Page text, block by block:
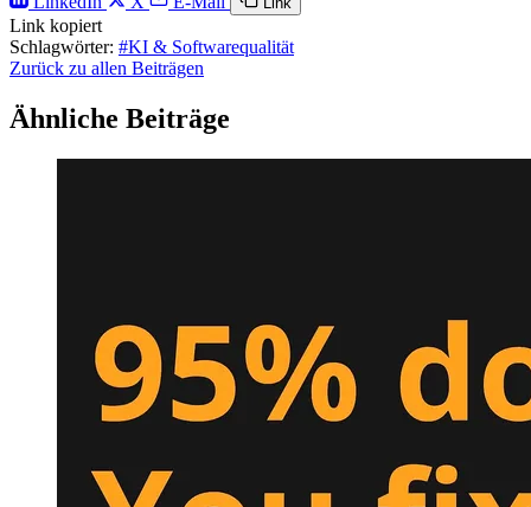
Link kopiert
Schlagwörter: #KI & Softwarequalität
Zurück zu allen Beiträgen
Ähnliche Beiträge